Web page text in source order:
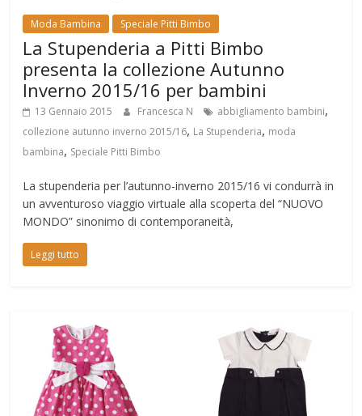
Moda Bambina Speciale Pitti Bimbo
La Stupenderia a Pitti Bimbo
presenta la collezione Autunno
Inverno 2015/16 per bambini
13 Gennaio 2015 Francesca N abbigliamento bambini,
collezione autunno inverno 2015/16, La Stupenderia, moda
bambina, Speciale Pitti Bimbo
La stupenderia per l’autunno-inverno 2015/16 vi condurrà in
un avventuroso viaggio virtuale alla scoperta del “NUOVO
MONDO” sinonimo di contemporaneità,
Leggi tutto